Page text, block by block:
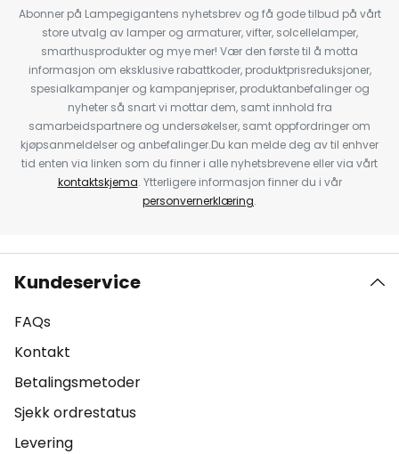
Abonner på Lampegigantens nyhetsbrev og få gode tilbud på vårt
store utvalg av lamper og armaturer, vifter, solcellelamper,
smarthusprodukter og mye mer! Vær den første til å motta
informasjon om eksklusive rabattkoder, produktprisreduksjoner,
spesialkampanjer og kampanjepriser, produktanbefalinger og
nyheter så snart vi mottar dem, samt innhold fra
samarbeidspartnere og undersøkelser, samt oppfordringer om
kjøpsanmeldelser og anbefalinger.Du kan melde deg av til enhver
tid enten via linken som du finner i alle nyhetsbrevene eller via vårt
kontaktskjema. Ytterligere informasjon finner du i vår
personvernerklæring.
Kundeservice
FAQs
Kontakt
Betalingsmetoder
Sjekk ordrestatus
Levering